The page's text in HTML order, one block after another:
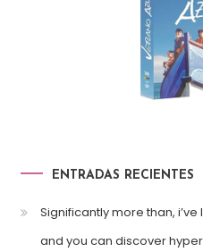
ENTRADAS RECIENTES
Significantly more than,
and you can discover